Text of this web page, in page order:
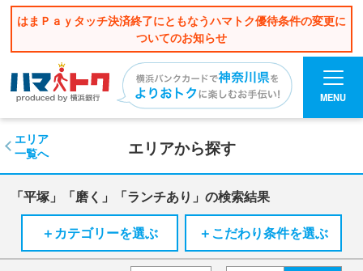
はまＰａｙタッチ決済終了にともなうハマトク優待条件の変更に
ついてのお知らせ
MENU
エリアから探す
エリア
一覧へ
「平塚」「磨く」「ランチあり」の検索結果
＋カテゴリーを選ぶ
＋こだわり条件を選ぶ